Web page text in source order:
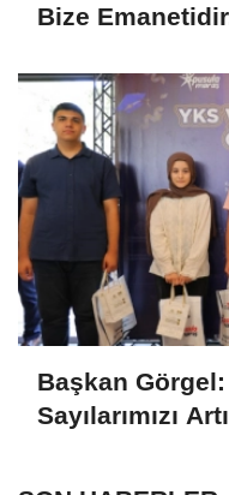
Bize
Başkan Görgel:
Sayılarımızı